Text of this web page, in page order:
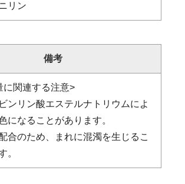
リン
備考
に関連する注意>
ンリン酸エステルナトリウムによ
になることがあります。
合のため、まれに混濁を生じるこ
。